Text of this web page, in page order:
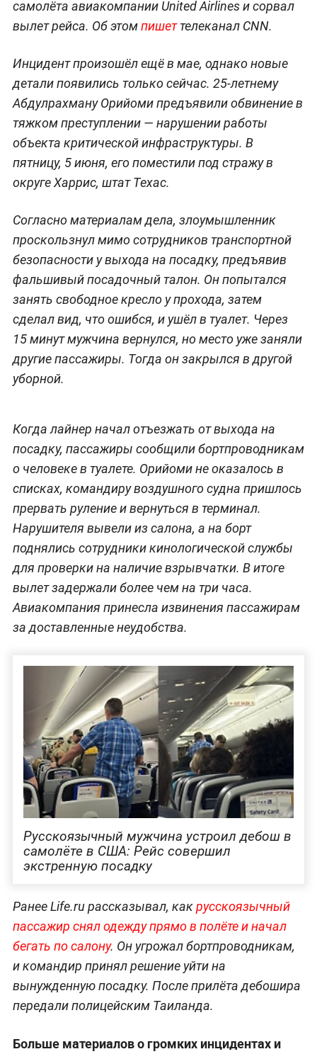
самолёта авиакомпании United Airlines и сорвал
вылет рейса. Об этомпишеттелеканал CNN.
Инцидент произошёл ещё в мае, однако новые
детали появились только сейчас. 25-летнему
Абдулрахману Орийоми предъявили обвинение в
тяжком преступлении — нарушении работы
объекта критической инфраструктуры. В
пятницу, 5 июня, его поместили под стражу в
округе Харрис, штат Техас.
Согласно материалам дела, злоумышленник
проскользнул мимо сотрудников транспортной
безопасности у выхода на посадку, предъявив
фальшивый посадочный талон. Он попытался
занять свободное кресло у прохода, затем
сделал вид, что ошибся, и ушёл в туалет. Через
15 минут мужчина вернулся, но место уже заняли
другие пассажиры. Тогда он закрылся в другой
уборной.
Когда лайнер начал отъезжать от выхода на
посадку, пассажиры сообщили бортпроводникам
о человеке в туалете. Орийоми не оказалось в
списках, командиру воздушного судна пришлось
прервать руление и вернуться в терминал.
Нарушителя вывели из салона, а на борт
поднялись сотрудники кинологической службы
для проверки на наличие взрывчатки. В итоге
вылет задержали более чем на три часа.
Авиакомпания принесла извинения пассажирам
за доставленные неудобства.
Русскоязычный мужчина устроил дебош в
самолёте в США: Рейс совершил
экстренную посадку
Ранее Life.ru рассказывал, какрусскоязычный
пассажир снял одежду прямо в полёте и начал
бегать по салону. Он угрожал бортпроводникам,
и командир принял решение уйти на
вынужденную посадку. После прилёта дебошира
передали полицейским Таиланда.
Больше материалов о громких инцидентах и